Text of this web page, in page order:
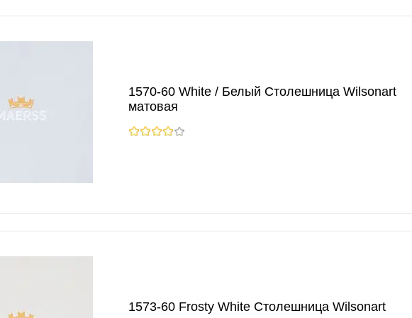
1570-60 White / Белый Столешница Wilsonart
матовая
1573-60 Frosty White Столешница Wilsonart